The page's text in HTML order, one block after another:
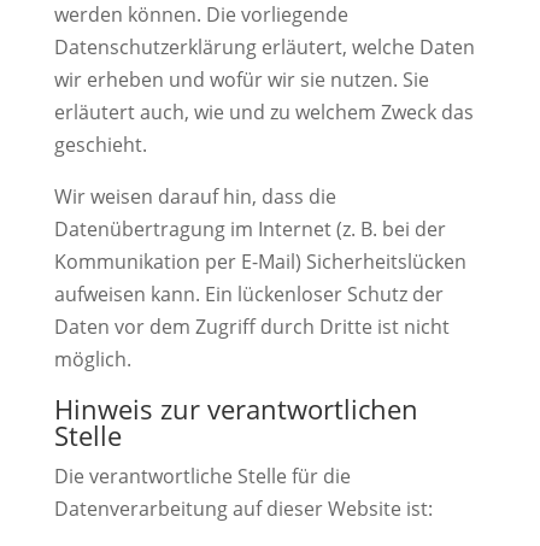
werden können. Die vorliegende
Datenschutzerklärung erläutert, welche Daten
wir erheben und wofür wir sie nutzen. Sie
erläutert auch, wie und zu welchem Zweck das
geschieht.
Wir weisen darauf hin, dass die
Datenübertragung im Internet (z. B. bei der
Kommunikation per E-Mail) Sicherheitslücken
aufweisen kann. Ein lückenloser Schutz der
Daten vor dem Zugriff durch Dritte ist nicht
möglich.
Hinweis zur verantwortlichen
Stelle
Die verantwortliche Stelle für die
Datenverarbeitung auf dieser Website ist: